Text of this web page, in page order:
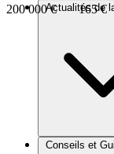
Actualités de
Brèves et actus
Conseils et
200 000 €
165 €